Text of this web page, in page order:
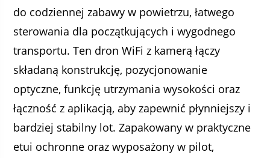
do codziennej zabawy w powietrzu, łatwego
sterowania dla początkujących i wygodnego
transportu. Ten dron WiFi z kamerą łączy
składaną konstrukcję, pozycjonowanie
optyczne, funkcję utrzymania wysokości oraz
łączność z aplikacją, aby zapewnić płynniejszy i
bardziej stabilny lot. Zapakowany w praktyczne
etui ochronne oraz wyposażony w pilot,